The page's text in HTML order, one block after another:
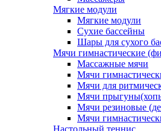
Мягкие модули
Мягкие модули
Сухие бассейны
Шары для сухого
Мячи гимнастические
Массажные мячи
Мячи
Мячи для
Мячи
Мячи резиновые
Мячи
Настольный теннис